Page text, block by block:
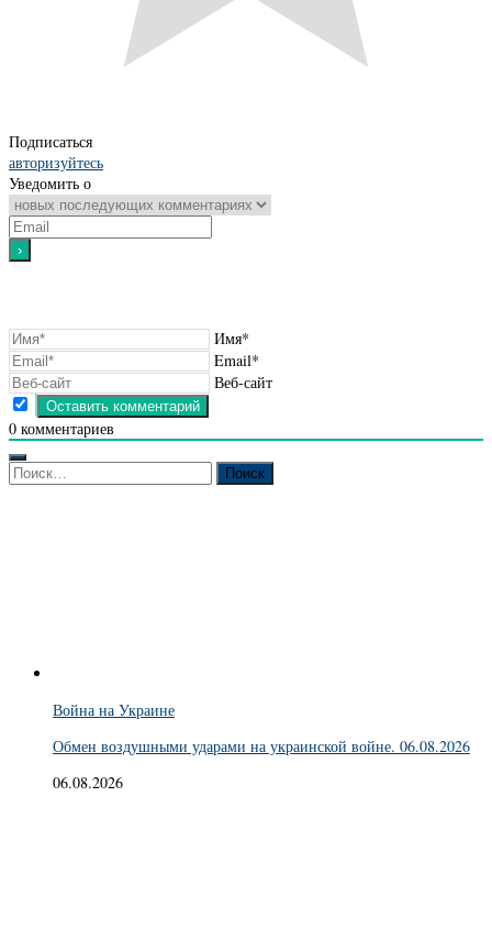
Подписаться
авторизуйтесь
Уведомить о
Имя*
Email*
Веб-сайт
0 комментариев
Найти:
Война на Украине
Обмен воздушными ударами на украинской войне. 06.08.2026
06.08.2026